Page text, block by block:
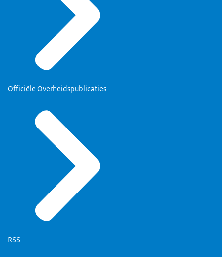
Officiële Overheidspublicaties
RSS